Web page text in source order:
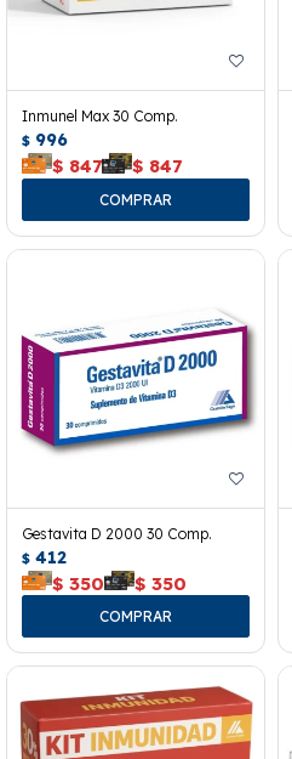
Inmunel Max 30 Comp.
$ 996
$ 847 $ 847
Gestavita D 2000 30 Comp.
$ 412
$ 350 $ 350